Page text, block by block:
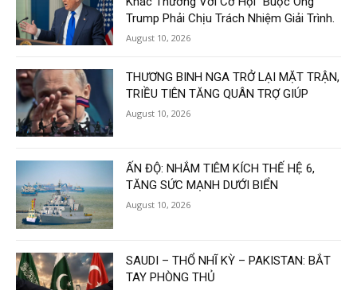
Trump Phải Chịu Trách Nhiệm Giải Trình.
August 10, 2026
THƯƠNG BINH NGA TRỞ LẠI MẶT TRẬN,
TRIỀU TIÊN TĂNG QUÂN TRỢ GIÚP
August 10, 2026
ẤN ĐỘ: NHẮM TIÊM KÍCH THẾ HỆ 6,
TĂNG SỨC MẠNH DƯỚI BIỂN
August 10, 2026
SAUDI – THỔ NHĨ KỲ – PAKISTAN: BẮT
TAY PHÒNG THỦ